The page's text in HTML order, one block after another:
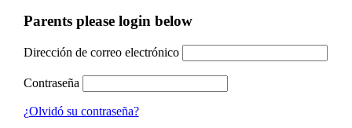
Parents please login below
Dirección de correo electrónico
Contraseña
¿Olvidó su contraseña?